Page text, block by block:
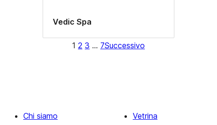
Vedic Spa
1 2 3 … 7Successivo
Chi siamo
Vetrina